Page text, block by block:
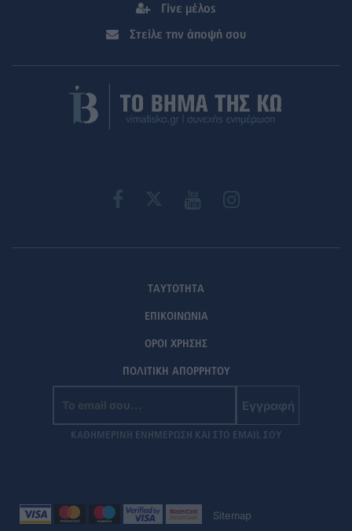
Γίνε μέλος
Στείλε την άποψή σου
ΤΑΥΤΟΤΗΤΑ
ΕΠΙΚΟΙΝΩΝΙΑ
ΟΡΟΙ ΧΡΗΣΗΣ
ΠΟΛΙΤΙΚΗ ΑΠΟΡΡΗΤΟΥ
Εγγραφή
ΚΑΘΗΜΕΡΙΝΗ ΕΝΗΜΕΡΩΣΗ ΚΑΙ ΣΤΟ EMAIL ΣΟΥ
Sitemap